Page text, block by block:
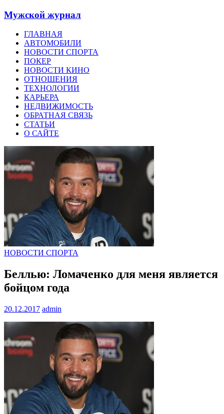
Мужской журнал
ГЛАВНАЯ
АВТОМОБИЛИ
НОВОСТИ СПОРТА
ПОКЕР
НОВОСТИ КИНО
ОТНОШЕНИЯ
ТЕХНОЛОГИИ
КАРЬЕРА
НЕДВИЖИМОСТЬ
ОБРАТНАЯ СВЯЗЬ
СТАТЬИ
О САЙТЕ
НОВОСТИ СПОРТА
Беллью: Ломаченко для меня является
бойцом года
20.12.2017 admin